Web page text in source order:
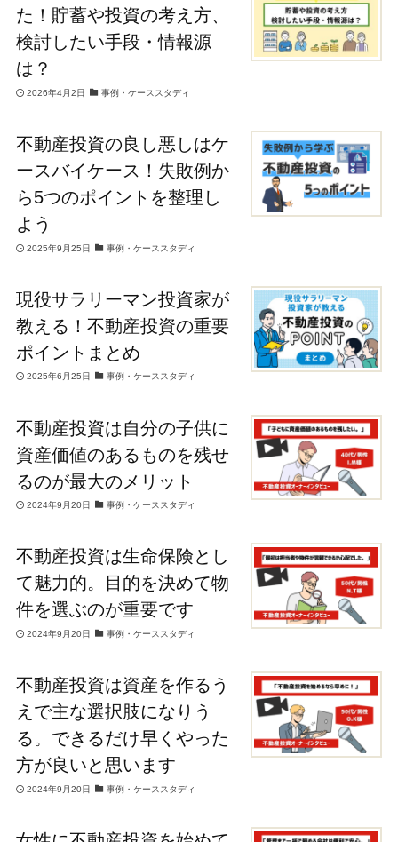
た！貯蓄や投資の考え方、
検討したい手段・情報源
は？
2026年4月2日 事例・ケーススタディ
不動産投資の良し悪しはケ
ースバイケース！失敗例か
ら5つのポイントを整理し
よう
2025年9月25日 事例・ケーススタディ
現役サラリーマン投資家が
教える！不動産投資の重要
ポイントまとめ
2025年6月25日 事例・ケーススタディ
不動産投資は自分の子供に
資産価値のあるものを残せ
るのが最大のメリット
2024年9月20日 事例・ケーススタディ
不動産投資は生命保険とし
て魅力的。目的を決めて物
件を選ぶのが重要です
2024年9月20日 事例・ケーススタディ
不動産投資は資産を作るう
えで主な選択肢になりう
る。できるだけ早くやった
方が良いと思います
2024年9月20日 事例・ケーススタディ